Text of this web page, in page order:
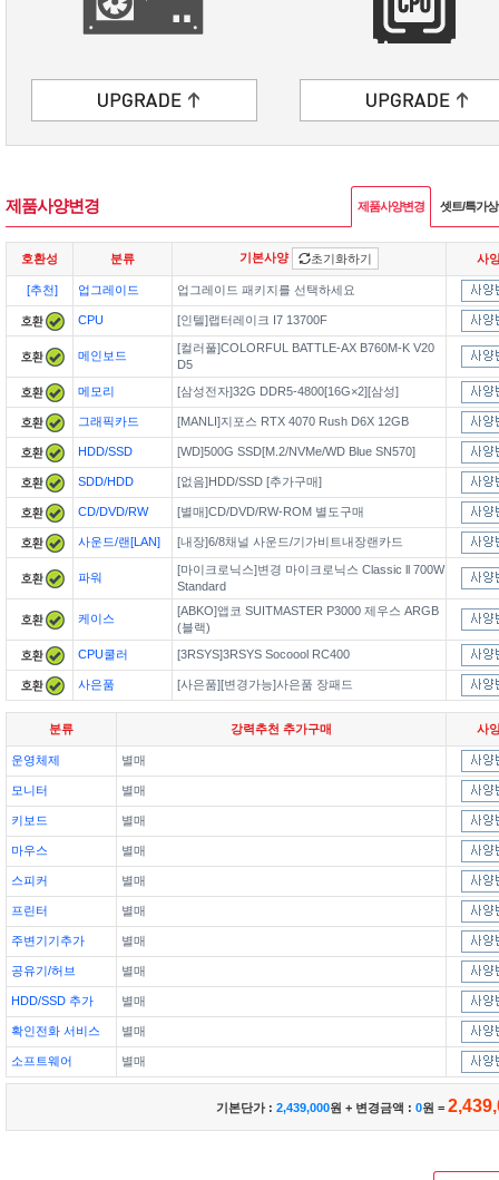
제품사양변경 제품사양변경 셋트/특가
호환성 분류 기본사양 초기화하기 사
[추천] 업그레이드 업그레이드 패키지를 선택하세요
CPU [인텔]랩터레이크 I7 13700F
메인보드
[컬러풀]COLORFUL BATTLE-AX B760M-K V20
D5
메모리
[삼성전자]32G DDR5-4800[16G×2][삼성]
그래픽카드 [MANLI]지포스 RTX 4070 Rush D6X 12GB
HDD/SSD [WD]500G SSD[M.2/NVMe/WD Blue SN570]
SDD/HDD [없음]HDD/SSD [추가구매]
CD/DVD/RW [별매]CD/DVD/RW-ROM 별도구매
사운드/랜[LAN] [내장]6/8채널 사운드/기가비트내장랜카드
파워
[마이크로닉스]변경 마이크로닉스 Classic ll 700W
Standard
케이스
[ABKO]앱코 SUITMASTER P3000 제우스 ARGB
(블랙)
CPU쿨러
[3RSYS]3RSYS Socoool RC400
사은품 [사은품][변경가능]사은품 장패드
분류 강력추천 추가구매 사
운영체제 별매
모니터 별매
키보드 별매
마우스 별매
스피커 별매
프린터 별매
주변기기추가 별매
공유기/허브 별매
HDD/SSD 추가 별매
확인전화 서비스 별매
소프트웨어 별매
기본단가 : 2,439,000원 + 변경금액 : 0원 =